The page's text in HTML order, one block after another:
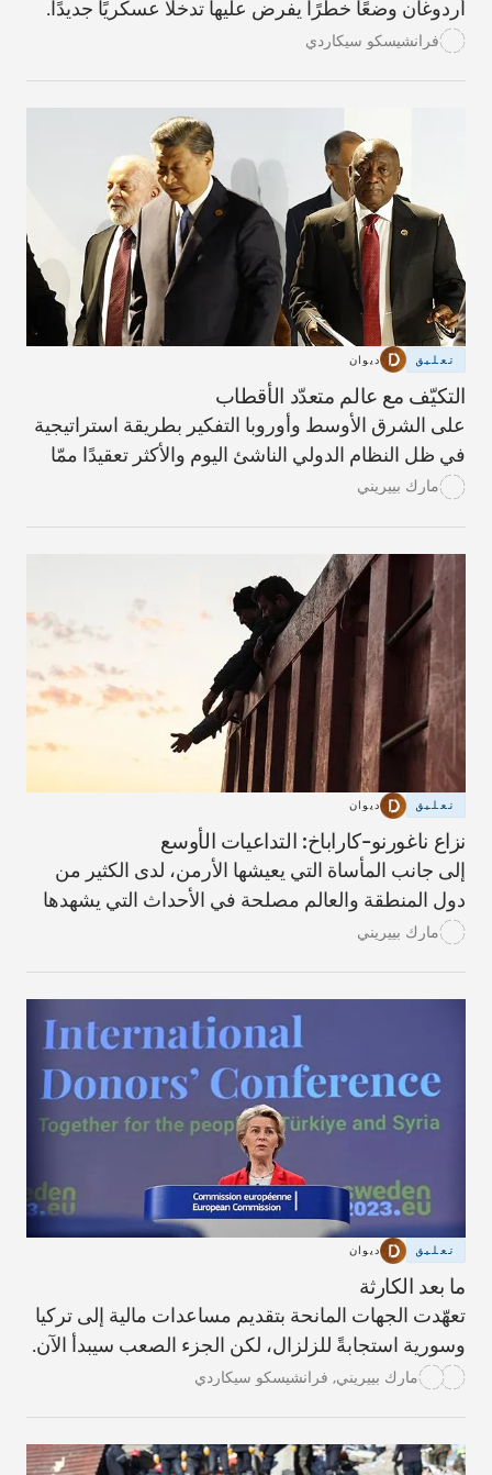
أردوغان وضعًا خطرًا يفرض عليها تدخلًا عسكريًا جديدًا.
فرانشيسكو سيكاردي
تعليق ديوان
التكيّف مع عالم متعدّد الأقطاب
على الشرق الأوسط وأوروبا التفكير بطريقة استراتيجية
في ظل النظام الدولي الناشئ اليوم والأكثر تعقيدًا ممّا
سبق.مارك بييريني
تعليق ديوان
نزاع ناغورنو-كاراباخ: التداعيات الأوسع
إلى جانب المأساة التي يعيشها الأرمن، لدى الكثير من
دول المنطقة والعالم مصلحة في الأحداث التي يشهدها
الإقليم.مارك بييريني
تعليق ديوان
ما بعد الكارثة
تعهّدت الجهات المانحة بتقديم مساعدات مالية إلى تركيا
وسورية استجابةً للزلزال، لكن الجزء الصعب سيبدأ الآن.
مارك بييريني, فرانشيسكو سيكاردي